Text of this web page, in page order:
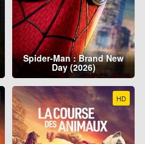
Spider-Man : Brand New
Day (2026)
HD